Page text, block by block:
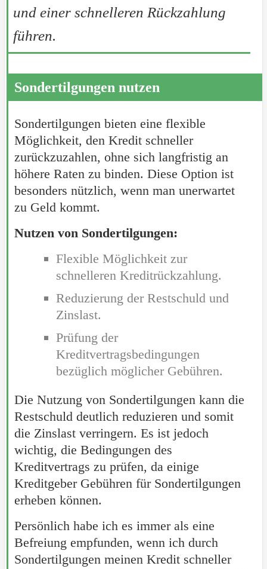
und einer schnelleren Rückzahlung
führen.
Sondertilgungen nutzen
Sondertilgungen bieten eine flexible
Möglichkeit, den Kredit schneller
zurückzuzahlen, ohne sich langfristig an
höhere Raten zu binden. Diese Option ist
besonders nützlich, wenn man unerwartet
zu Geld kommt.
Nutzen von Sondertilgungen:
Flexible Möglichkeit zur
schnelleren Kreditrückzahlung.
Reduzierung der Restschuld und
Zinslast.
Prüfung der
Kreditvertragsbedingungen
bezüglich möglicher Gebühren.
Die Nutzung von Sondertilgungen kann die
Restschuld deutlich reduzieren und somit
die Zinslast verringern. Es ist jedoch
wichtig, die Bedingungen des
Kreditvertrags zu prüfen, da einige
Kreditgeber Gebühren für Sondertilgungen
erheben können.
Persönlich habe ich es immer als eine
Befreiung empfunden, wenn ich durch
Sondertilgungen meinen Kredit schneller